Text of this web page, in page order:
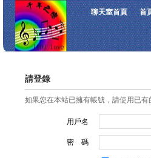
聊天室首頁 首
請登錄
如果您在本站已擁有帳號，請使用已
用戶名
密 碼